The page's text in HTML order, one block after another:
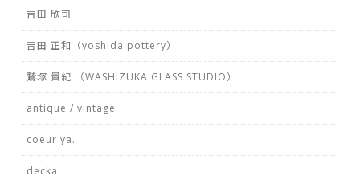
吉田 欣司
𠮷田 正和（yoshida pottery）
鷲塚 貴紀 （WASHIZUKA GLASS STUDIO）
antique / vintage
coeur ya.
decka